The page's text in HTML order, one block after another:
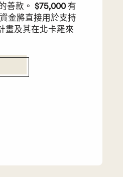
善款。 $75,000 有
金將直接用於支持
畫及其在北卡羅來